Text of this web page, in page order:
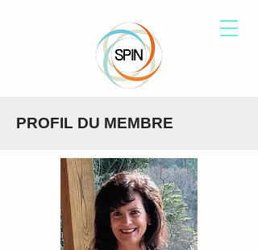
PROFIL DU MEMBRE